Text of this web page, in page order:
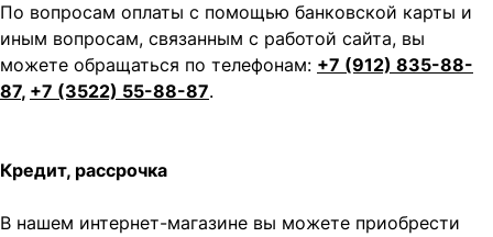
По вопросам оплаты с помощью банковской карты и
иным вопросам, связанным с работой сайта, вы
можете обращаться по телефонам: +7 (912) 835-88-
87, +7 (3522) 55-88-87.
Кредит, рассрочка
В нашем интернет-магазине вы можете приобрести